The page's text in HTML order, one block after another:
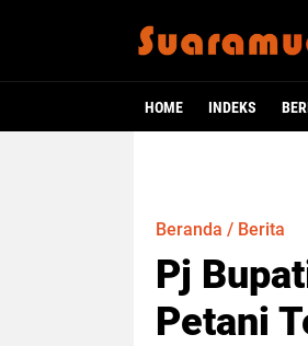
HOME INDEKS
Beranda / Berita
Pj
Petani